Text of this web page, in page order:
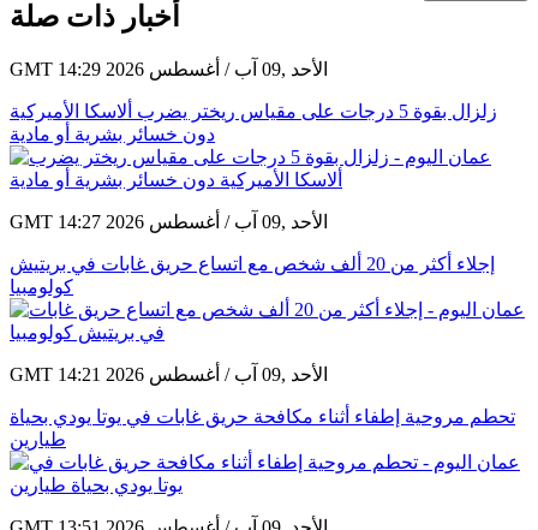
أخبار ذات صلة
GMT 14:29 2026 الأحد ,09 آب / أغسطس
زلزال بقوة 5 درجات على مقياس ريختر يضرب ألاسكا الأميركية
دون خسائر بشرية أو مادية
GMT 14:27 2026 الأحد ,09 آب / أغسطس
إجلاء أكثر من 20 ألف شخص مع اتساع حريق غابات في بريتيش
كولومبيا
GMT 14:21 2026 الأحد ,09 آب / أغسطس
تحطم مروحية إطفاء أثناء مكافحة حريق غابات في يوتا يودي بحياة
طيارين